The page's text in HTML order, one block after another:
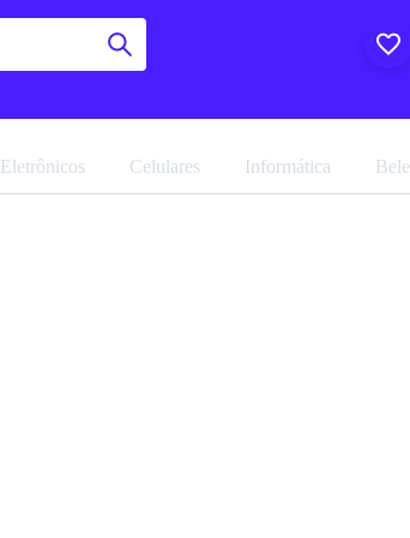
Eletrônicos Celulares Informática